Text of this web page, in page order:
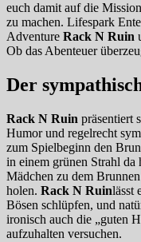
euch damit auf die
zu machen. Lifespark
Adventure Rack N Ruin
Ob das Abenteuer
Der
Rack N Ruin präsentiert
Humor und regelrecht
zum Spielbeginn den
in einem grünen Strahl da
Mädchen zu dem
holen. Rack N Ruinlässt
Bösen schlüpfen, und
ironisch auch die „guten
aufzuhalten versuchen.